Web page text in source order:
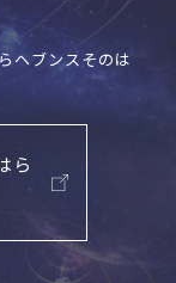
ヘブンスそのは
ら